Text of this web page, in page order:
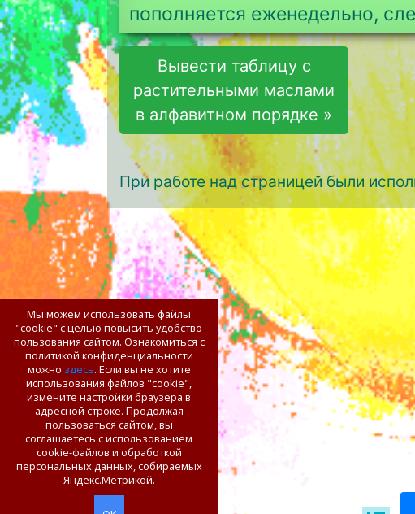
пополняется еженедельно,
Вывести таблицу с
растительными маслами
в алфавитном порядке »
При работе над страницей были
Мы можем использовать файлы
"cookie" с целью повысить удобство
пользования сайтом. Ознакомиться с
политикой конфиденциальности
можно здесь. Если вы не хотите
использования файлов "cookie",
измените настройки браузера в
адресной строке. Продолжая
пользоваться сайтом, вы
соглашаетесь с использованием
cookie-файлов и обработкой
персональных данных, собираемых
Яндекс.Метрикой.